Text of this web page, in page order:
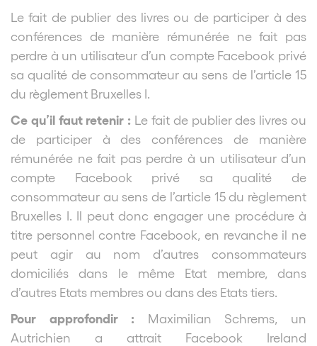
Le fait de publier des livres ou de participer à des
conférences de manière rémunérée ne fait pas
perdre à un utilisateur d’un compte Facebook privé
sa qualité de consommateur au sens de l’article 15
du règlement Bruxelles I.
Ce qu’il faut retenir : Le fait de publier des livres ou
de participer à des conférences de manière
rémunérée ne fait pas perdre à un utilisateur d’un
compte Facebook privé sa qualité de
consommateur au sens de l’article 15 du règlement
Bruxelles I. Il peut donc engager une procédure à
titre personnel contre Facebook, en revanche il ne
peut agir au nom d’autres consommateurs
domiciliés dans le même Etat membre, dans
d’autres Etats membres ou dans des Etats tiers.
Pour approfondir : Maximilian Schrems, un
Autrichien a attrait Facebook Ireland